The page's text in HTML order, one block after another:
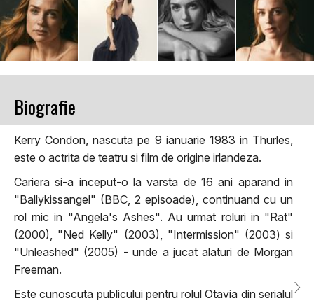
Biografie
Kerry Condon, nascuta pe 9 ianuarie 1983 in Thurles,
este o actrita de teatru si film de origine irlandeza.
Cariera si-a inceput-o la varsta de 16 ani aparand in
"Ballykissangel" (BBC, 2 episoade), continuand cu un
rol mic in "Angela's Ashes". Au urmat roluri in "Rat"
(2000), "Ned Kelly" (2003), "Intermission" (2003) si
"Unleashed" (2005) - unde a jucat alaturi de Morgan
Freeman.
Este cunoscuta publicului pentru rolul Otavia din serialul